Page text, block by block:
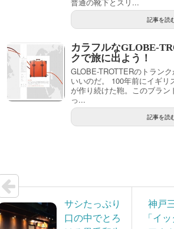
記事を読
カラフルなGLOBE-
クで旅に出よう！
GLOBE-TROTTERのトラン
いいのだ。 100年前にイギリ
が作り続けた鞄。このブラ
っ...
記事を読
サシたっぷり
口の中でとろ
神戸
「イ